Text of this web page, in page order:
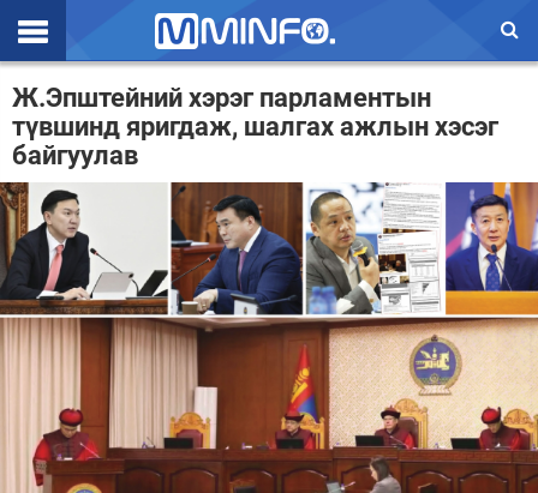
Эхлэл
Цаг агаар
Валют ханш
Улс төр
Эдийн засаг
Үзэл бодол
Нийгэм
Дэлхий
Ж.Эпштейний хэрэг парламентын
түвшинд яригдаж, шалгах ажлын хэсэг
байгуулав